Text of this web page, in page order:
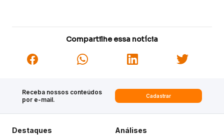
Compartilhe essa notícia
Receba nossos conteúdos
por e-mail.
Cadastrar
Destaques Análises